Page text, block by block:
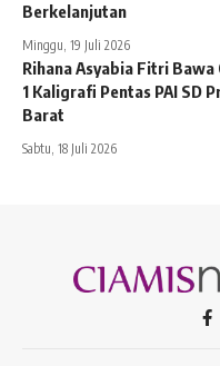
Berkelanjutan
Minggu, 19 Juli 2026
Rihana Asyabia Fitri Bawa
1 Kaligrafi Pentas PAI SD
Barat
Sabtu, 18 Juli 2026